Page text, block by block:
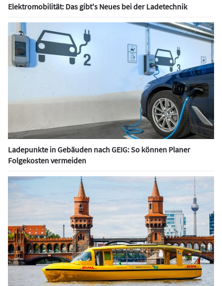
Elektromobilität: Das gibt's Neues bei der Ladetechnik
Ladepunkte in Gebäuden nach GEIG: So können Planer
Folgekosten vermeiden